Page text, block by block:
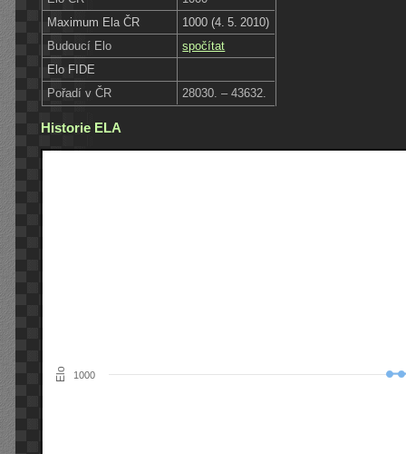
Maximum Ela ČR
1000 (4. 5. 2010)
Budoucí Elo
spočítat
Elo FIDE
Pořadí v ČR
28030. – 43632.
Historie ELA
Elo 1000